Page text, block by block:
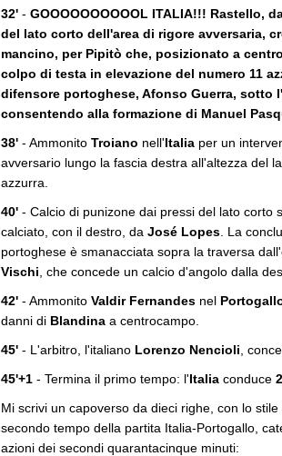
32' - GOOOOOOOOOOL ITALIA!!! Rastello,
del lato corto dell'area di rigore avversaria,
mancino, per Pipitò che, posizionato a
colpo di testa in elevazione del numero 11
difensore portoghese, Afonso Guerra, sotto
consentendo alla formazione di Manuel
38' - Ammonito Troiano nell'Italia per un
avversario lungo la fascia destra all'altezza del
azzurra.
40' - Calcio di punizone dai pressi del lato corto
calciato, con il destro, da José Lopes . La
portoghese è smanacciata sopra la traversa
Vischi , che concede un calcio d'angolo dalla
42' - Ammonito Valdir Fernandes nel
danni di Blandina a centrocampo.
45' - L'arbitro, l'italiano Lorenzo Nencioli ,
45'+1 - Termina il primo tempo: l'Italia conduce
Mi scrivi un capoverso da dieci righe, con lo
secondo tempo della partita Italia-Portogallo,
azioni dei secondi quarantacinque minuti: